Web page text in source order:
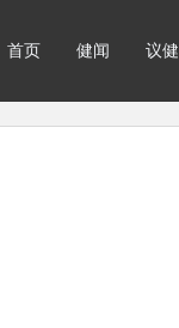
首页 健闻 议健